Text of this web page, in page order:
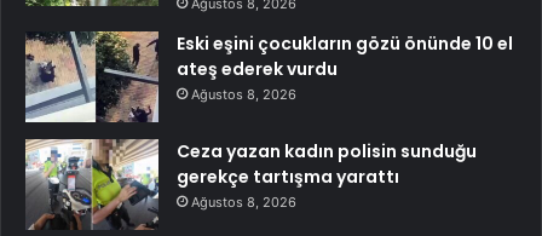
Ağustos 8, 2026
Eski eşini çocukların gözü önünde 10 el
ateş ederek vurdu
Ağustos 8, 2026
Ceza yazan kadın polisin sunduğu
gerekçe tartışma yarattı
Ağustos 8, 2026